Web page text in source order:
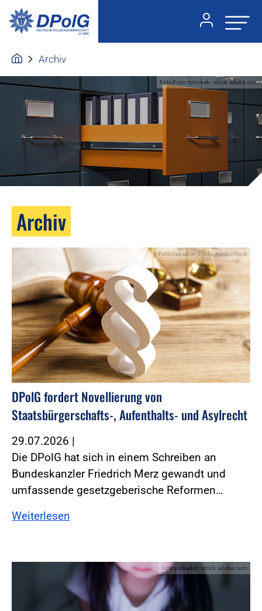
Archiv
Foto:Foto: fotomek - stock.adobe.com
Archiv
Foto:Sebastian Duda_AdobeStock
DPolG fordert Novellierung von
Staatsbürgerschafts-, Aufenthalts- und Asylrecht
29.07.2026 |
Die DPolG hat sich in einem Schreiben an
Bundeskanzler Friedrich Merz gewandt und
umfassende gesetzgeberische Reformen…
Weiterlesen
Foto:polkadot - stock.adobe.com